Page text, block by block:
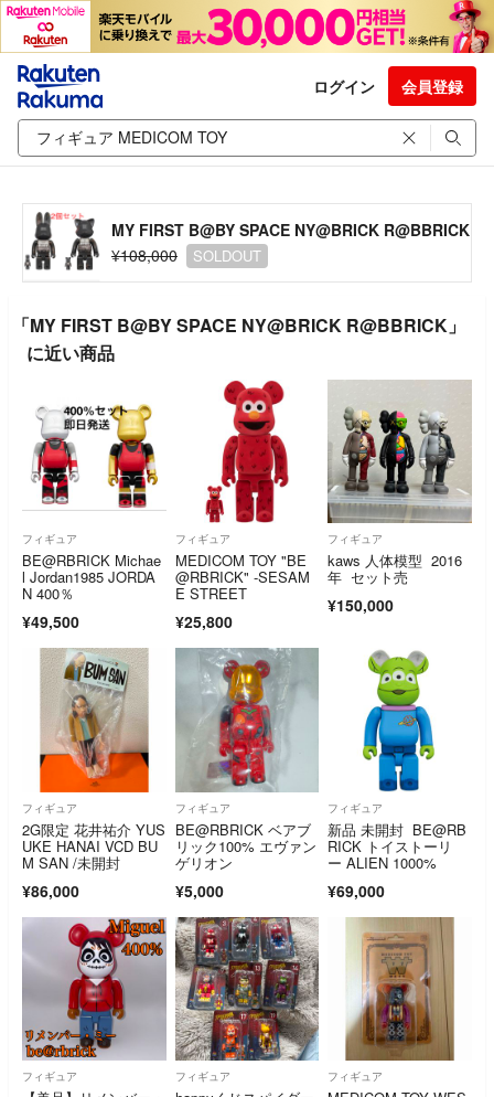
ログイン 会員登録
MY FIRST B@BY SPACE NY@BRICK R@BBRICK
¥108,000
SOLDOUT
「MY FIRST B@BY SPACE NY@BRICK R@BBRICK」
に近い商品
フィギュア
BE@RBRICK Michae
l Jordan1985 JORDA
N 400％
¥49,500
フィギュア
MEDICOM TOY "BE
@RBRICK" -SESAM
E STREET
¥25,800
フィギュア
kaws 人体模型 2016
年 セット売
¥150,000
フィギュア
2G限定 花井祐介 YUS
UKE HANAI VCD BU
M SAN /未開封
¥86,000
フィギュア
BE@RBRICK ベアブ
リック100% エヴァン
ゲリオン
¥5,000
フィギュア
新品 未開封 BE@RB
RICK トイストーリ
ー ALIEN 1000%
¥69,000
フィギュア フィギュア フィギュア